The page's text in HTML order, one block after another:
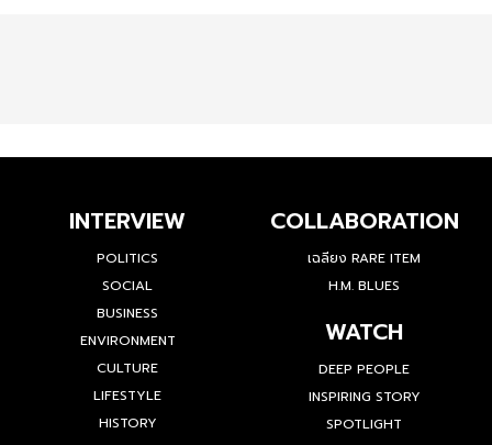
INTERVIEW
POLITICS
SOCIAL
BUSINESS
ENVIRONMENT
CULTURE
LIFESTYLE
HISTORY
COLLABORATION
เฉลียง RARE ITEM
H.M. BLUES
WATCH
DEEP PEOPLE
INSPIRING STORY
SPOTLIGHT